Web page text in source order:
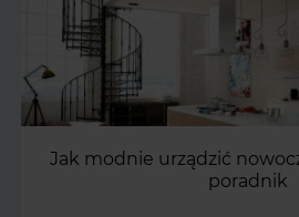
Jak modnie urządzić
poradnik